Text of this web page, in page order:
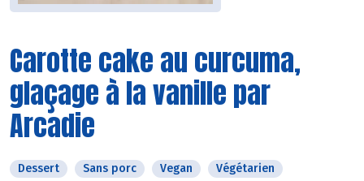
Carotte cake au curcuma,
glaçage à la vanille par
Arcadie
Dessert Sans porc Vegan Végétarien